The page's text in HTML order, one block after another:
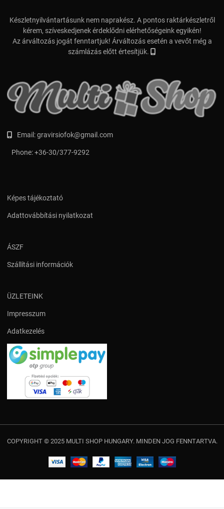
Készletnyilvántartásunk nem naprakész. A pontos raktárkészletről
kérem, szíveskedjenek érdeklődni elérhetőségeink egyikén!
Az árváltozás jogát fenntartjuk! Árváltozás esetén a vevőt még a
számlázás előtt értesítjük.
Email:gravirsiofok@gmail.com
Phone:+36-30/377-9292
Képes tájékoztató
Adattovábbítási nyilatkozat
ÁSZF
Szállítási információk
ÜZLETEINK
Impresszum
Adatkezelés
COPYRIGHT © 2025 MULTI SHOP HUNGARY. MINDEN JOG FENNTARTVA.